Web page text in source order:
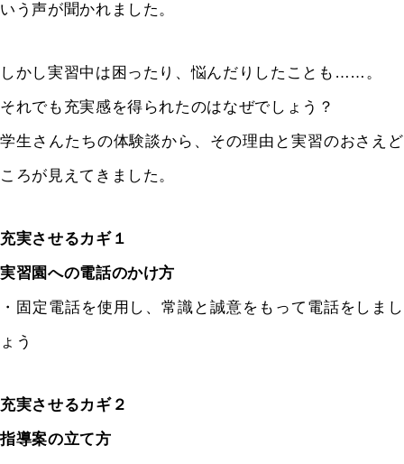
いう声が聞かれました。
しかし実習中は困ったり、悩んだりしたことも……。
それでも充実感を得られたのはなぜでしょう？
学生さんたちの体験談から、その理由と実習のおさえど
ころが見えてきました。
充実させるカギ１
実習園への電話のかけ方
・固定電話を使用し、常識と誠意をもって電話をしまし
ょう
充実させるカギ２
指導案の立て方